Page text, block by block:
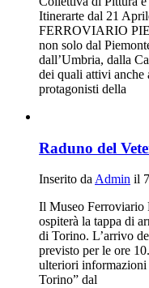
Itinerarte dal 21
FERROVIARIO
non solo dal
dall’Umbria, dalla
dei quali attivi anche
protagonisti della
Raduno del
Inserito da Admin il
Il Museo Ferroviario
ospiterà la tappa di
di Torino. L’arrivo
previsto per le ore
ulteriori informazioni
Torino” dal